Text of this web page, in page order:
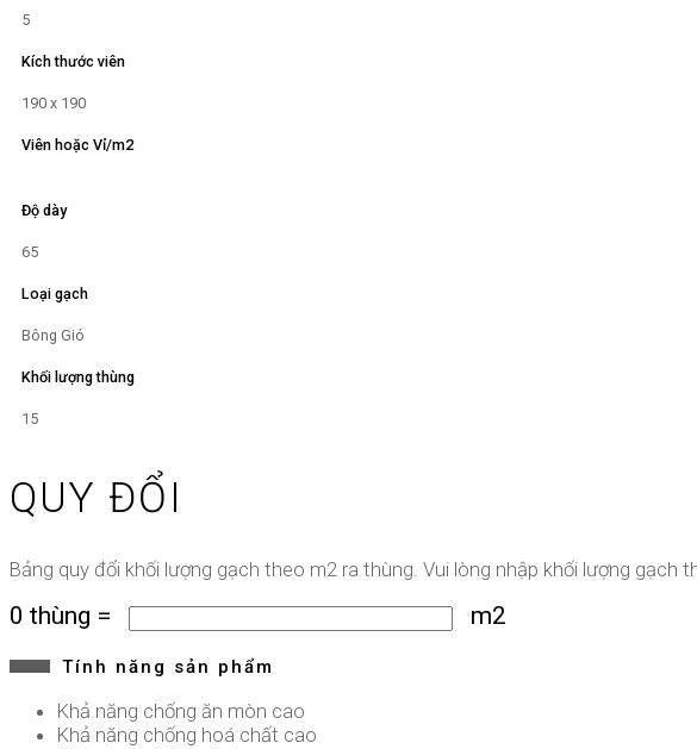
5
Kích thước viên
190 x 190
Viên hoặc Vỉ/m2
Độ dày
65
Loại gạch
Bông Gió
Khối lượng thùng
15
QUY ĐỔI
Bảng quy đổi khối lượng gạch theo m2 ra thùng. Vui lòng nhập khối lượng
0 thùng = m2
Tính năng sản phẩm
Khả năng chống ăn mòn cao
Khả năng chống hoá chất cao